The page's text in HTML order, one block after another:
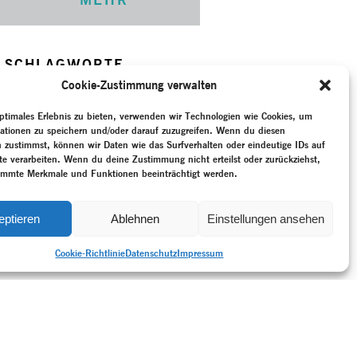
Cookie-Zustimmung verwalten
Erlebnis zu bieten, verwenden wir Technologien wie Cookies, um
zu speichern und/oder darauf zuzugreifen. Wenn du diesen
zustimmst, können wir Daten wie das Surfverhalten oder eindeutige IDs auf
verarbeiten. Wenn du deine Zustimmung nicht erteilst oder zurückziehst,
Merkmale und Funktionen beeinträchtigt werden.
Ablehnen Einstellungen ansehen
Cookie-RichtlinieDatenschutzImpressum
SCHLAGWORTE
Ausdruckstanz–Der grüne
–Jooss, Kurt–
– Neukreation–Oral History–
–Politik–Pressestimmen–
–Weimarer Republik
–Zeitzeug:in